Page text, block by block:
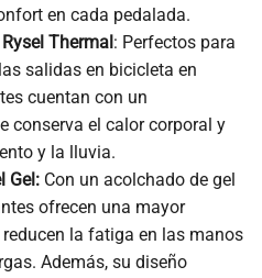
en cada pedalada.
Thermal : Perfectos para
salidas en bicicleta en
cuentan con un
conserva el calor corporal y
y la lluvia.
Gel: Con un acolchado de gel
ofrecen una mayor
la fatiga en las manos
Además, su diseño